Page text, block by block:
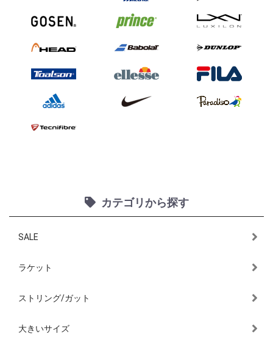
カテゴリから探す
SALE
ラケット
ストリング/ガット
大きいサイズ